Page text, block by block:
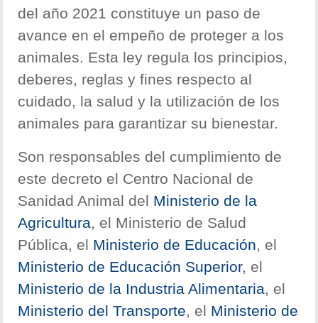
del año 2021 constituye un paso de
avance en el empeño de proteger a los
animales. Esta ley regula los principios,
deberes, reglas y fines respecto al
cuidado, la salud y la utilización de los
animales para garantizar su bienestar.
Son responsables del cumplimiento de
este decreto el Centro Nacional de
Sanidad Animal del Ministerio de la
Agricultura , el Ministerio de Salud
Pública, el Ministerio de Educación , el
Ministerio de Educación Superior, el
Ministerio de la Industria Alimentaria , el
Ministerio del Transporte , el Ministerio de